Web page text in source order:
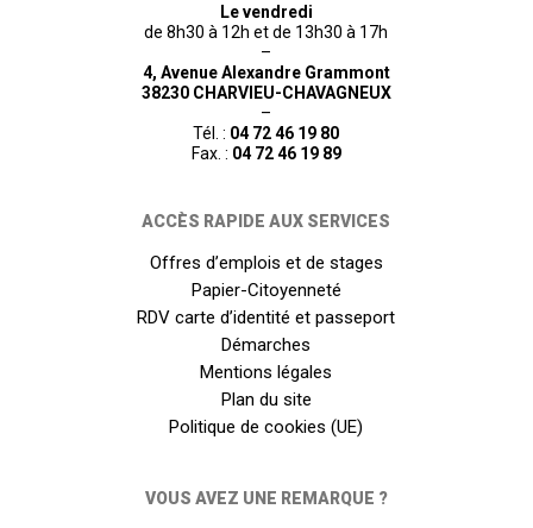
Le vendredi
de 8h30 à 12h et de 13h30 à 17h
–
4, Avenue Alexandre Grammont
38230 CHARVIEU-CHAVAGNEUX
–
Tél. : 04 72 46 19 80
Fax. : 04 72 46 19 89
ACCÈS RAPIDE AUX SERVICES
Offres d’emplois et de stages
Papier-Citoyenneté
RDV carte d’identité et passeport
Démarches
Mentions légales
Plan du site
Politique de cookies (UE)
VOUS AVEZ UNE REMARQUE ?